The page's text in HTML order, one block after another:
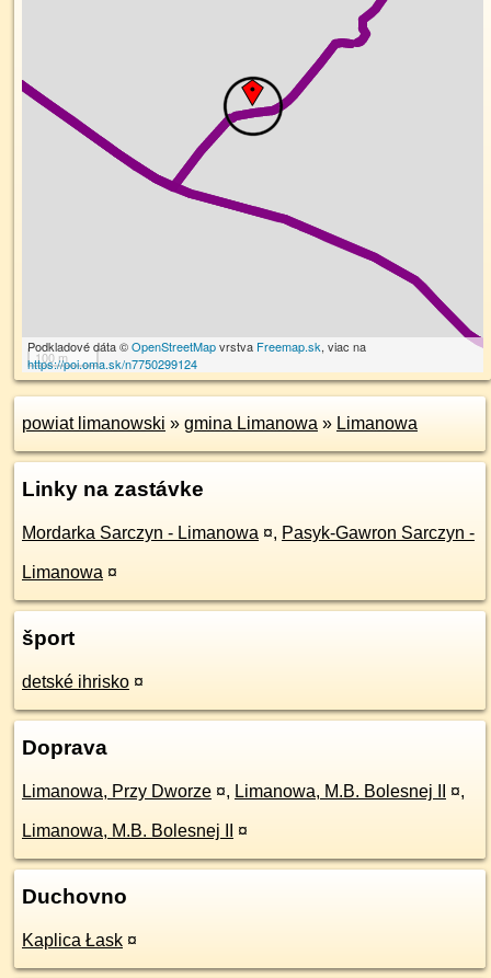
100 m
Podkladové dáta ©OpenStreetMapvrstva Freemap.sk, viac na
https://poi.oma.sk/n7750299124
powiat limanowski » gmina Limanowa » Limanowa
Linky na zastávke
Mordarka Sarczyn - Limanowa ¤, Pasyk-Gawron Sarczyn -
Limanowa ¤
šport
detské ihrisko ¤
Doprava
Limanowa, Przy Dworze ¤, Limanowa, M.B. Bolesnej II ¤,
Limanowa, M.B. Bolesnej II ¤
Duchovno
Kaplica Łask ¤